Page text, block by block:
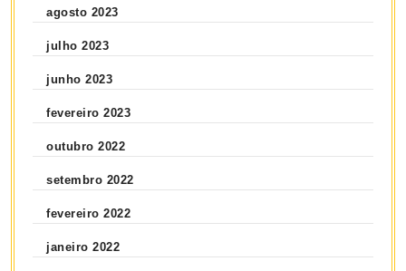
agosto 2023
julho 2023
junho 2023
fevereiro 2023
outubro 2022
setembro 2022
fevereiro 2022
janeiro 2022